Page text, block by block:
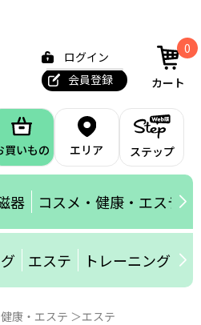
ログイン
会員登録
0
カート
買いもの エリア ステップ
器 コスメ・健康・エステ
エステ トレーニングジム
康・エステ
エステ